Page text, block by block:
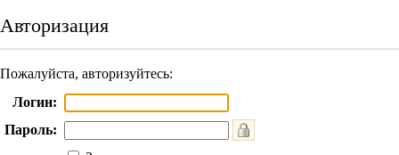
Авторизация
Пожалуйста, авторизуйтесь:
Логин:
Пароль: